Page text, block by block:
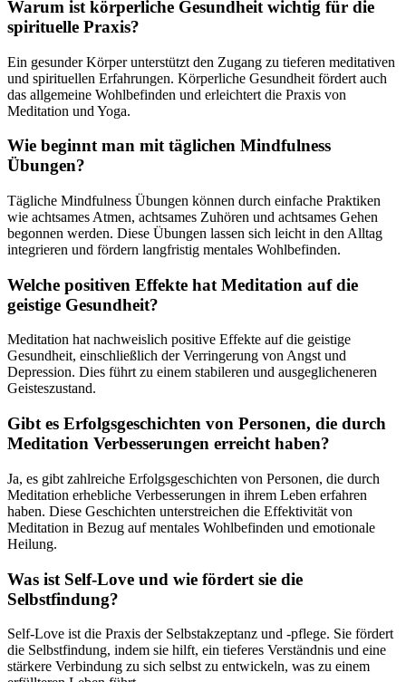
Warum ist körperliche Gesundheit wichtig für die
spirituelle Praxis?
Ein gesunder Körper unterstützt den Zugang zu tieferen meditativen
und spirituellen Erfahrungen. Körperliche Gesundheit fördert auch
das allgemeine Wohlbefinden und erleichtert die Praxis von
Meditation und Yoga.
Wie beginnt man mit täglichen Mindfulness
Übungen?
Tägliche Mindfulness Übungen können durch einfache Praktiken
wie achtsames Atmen, achtsames Zuhören und achtsames Gehen
begonnen werden. Diese Übungen lassen sich leicht in den Alltag
integrieren und fördern langfristig mentales Wohlbefinden.
Welche positiven Effekte hat Meditation auf die
geistige Gesundheit?
Meditation hat nachweislich positive Effekte auf die geistige
Gesundheit, einschließlich der Verringerung von Angst und
Depression. Dies führt zu einem stabileren und ausgeglicheneren
Geisteszustand.
Gibt es Erfolgsgeschichten von Personen, die durch
Meditation Verbesserungen erreicht haben?
Ja, es gibt zahlreiche Erfolgsgeschichten von Personen, die durch
Meditation erhebliche Verbesserungen in ihrem Leben erfahren
haben. Diese Geschichten unterstreichen die Effektivität von
Meditation in Bezug auf mentales Wohlbefinden und emotionale
Heilung.
Was ist Self-Love und wie fördert sie die
Selbstfindung?
Self-Love ist die Praxis der Selbstakzeptanz und -pflege. Sie fördert
die Selbstfindung, indem sie hilft, ein tieferes Verständnis und eine
stärkere Verbindung zu sich selbst zu entwickeln, was zu einem